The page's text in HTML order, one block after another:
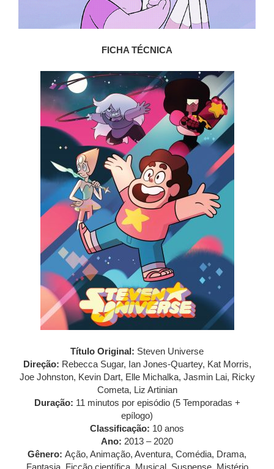
FICHA TÉCNICA
Título Original: Steven Universe
Direção: Rebecca Sugar, Ian Jones-Quartey, Kat Morris,
Joe Johnston, Kevin Dart, Elle Michalka, Jasmin Lai, Ricky
Cometa, Liz Artinian
Duração: 11 minutos por episódio (5 Temporadas +
epílogo)
Classificação: 10 anos
Ano: 2013 – 2020
Gênero: Ação, Animação, Aventura, Comédia, Drama,
Fantasia, Ficção científica, Musical, Suspense, Mistério